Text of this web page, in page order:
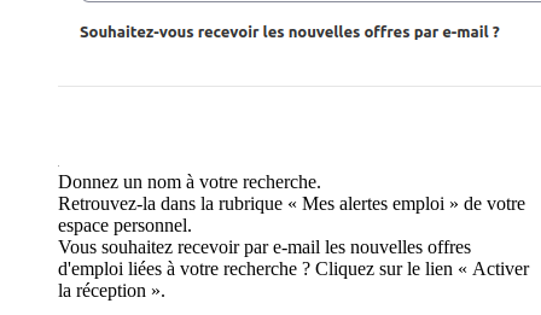
Donnez un nom à votre recherche.
Retrouvez-la dans la rubrique « Mes alertes emploi » de votre
espace personnel.
Vous souhaitez recevoir par e-mail les nouvelles offres
d'emploi liées à votre recherche ? Cliquez sur le lien « Activer
la réception ».